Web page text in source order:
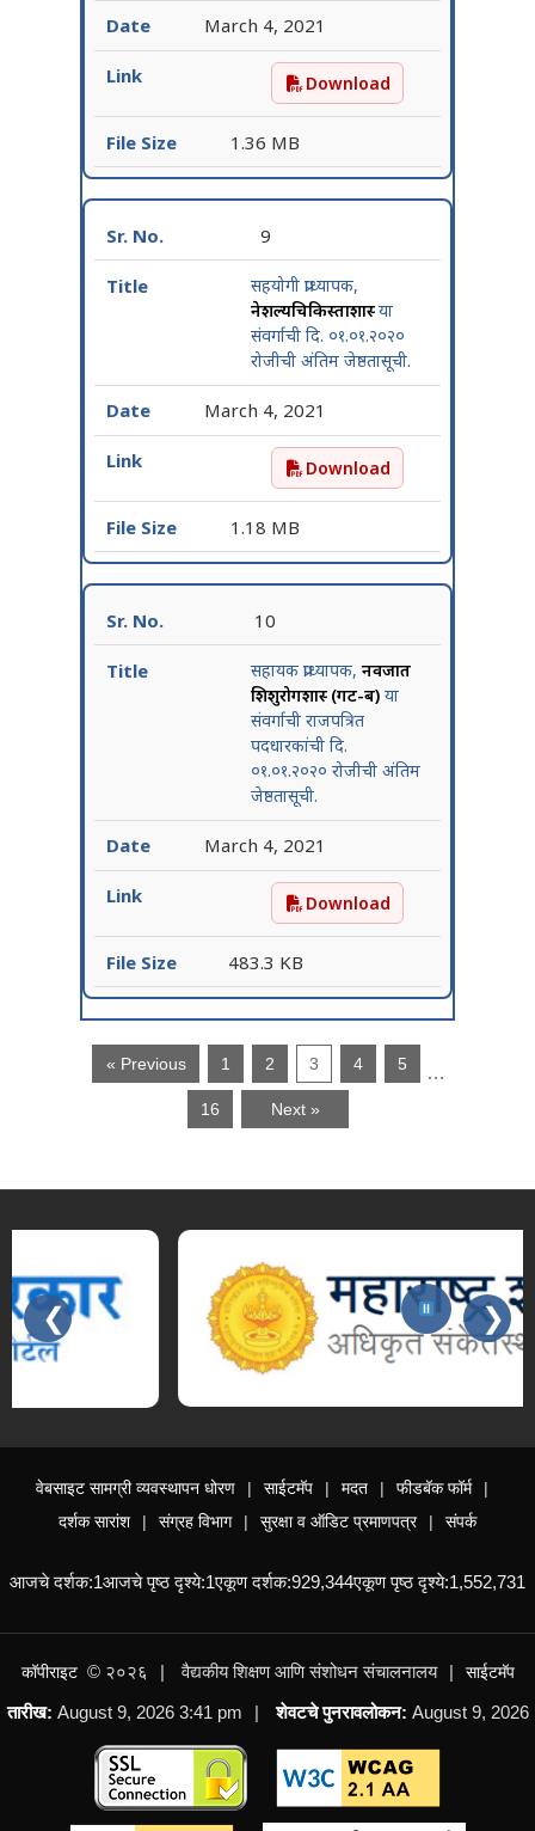
March 4, 2021
सहायक प्राध्यापक,
Download
1.36 MB
9
सहयोगी प्राध्यापक,
नेत्रशल्यचिकिस्ताशास्त्रया
संवर्गाची दि. ०१.०१.२०२०
रोजीची अंतिम जेष्ठतासूची.
March 4, 2021
सहयोगी प्राध्यापक,
Download
1.18 MB
10
सहायक प्राध्यापक, नवजात
शिशुरोगशास्त्र (गट-ब)या
संवर्गाची राजपत्रित
पदधारकांची दि.
०१.०१.२०२० रोजीची अंतिम
जेष्ठतासूची.
March 4, 2021
सहायक प्राध्यापक, नवजात
Download
483.3 KB
« Previous 1 2 3 4 5 …
16 Next »
❮ ❯
वेबसाइट सामग्री व्यवस्थापन धोरण साईटमॅप मदत
फीडबॅक फॉर्म
दर्शक सारांश
संग्रह विभाग सुरक्षा व ऑडिट प्रमाणपत्र संपर्क
आजचे दर्शक:1आजचे पृष्ठ दृश्ये:1एकूण दर्शक:929,344एकूण पृष्ठ दृश्ये:1,552,731
कॉपीराइट© २०२६ वैद्यकीय शिक्षण आणि संशोधन संचालनालय साईटमॅप
तारीख: August 9, 2026 3:41 pm शेवटचे पुनरावलोकन: August 9, 2026